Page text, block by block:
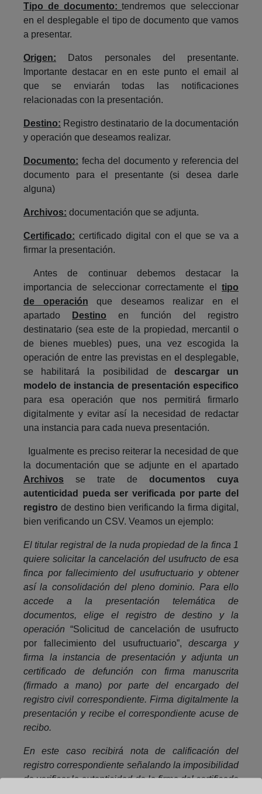
Tipo de documento:tendremos que seleccionar
en el desplegable el tipo de documento que vamos
a presentar.
Origen: Datos personales del presentante.
Importante destacar en en este punto el email al
que se enviarán todas las notificaciones
relacionadas con la presentación.
Destino: Registro destinatario de la documentación
y operación que deseamos realizar.
Documento: fecha del documento y referencia del
documento para el presentante (si desea darle
alguna)
Archivos: documentación que se adjunta.
Certificado: certificado digital con el que se va a
firmar la presentación.
Antes de continuar debemos destacar la
importancia de seleccionar correctamente el tipo
de operación que deseamos realizar en el
apartado
Destino en función del registro
destinatario (sea este de la propiedad, mercantil o
de bienes muebles) pues, una vez escogida la
operación de entre las previstas en el desplegable,
se habilitará la posibilidad de descargar un
modelo de instancia de presentación especifico
para esa operación que nos permitirá firmarlo
digitalmente y evitar así la necesidad de redactar
una instancia para cada nueva presentación.
Igualmente es preciso reiterar la necesidad de que
la documentación que se adjunte en el apartado
Archivos se trate de documentos cuya
autenticidad pueda ser verificada por parte del
registro de destino bien verificando la firma digital,
bien verificando un CSV. Veamos un ejemplo:
El titular registral de la nuda propiedad de la finca 1
quiere solicitar la cancelación del usufructo de esa
finca por fallecimiento del usufructuario y obtener
así la consolidación del pleno dominio. Para ello
accede a la presentación telemática de
documentos, elige el registro de destino y la
operación “Solicitud de cancelación de usufructo
por fallecimiento del usufructuario”,descarga y
firma la instancia de presentación y adjunta un
certificado de defunción con firma manuscrita
(firmado a mano) por parte del encargado del
registro civil correspondiente. Firma digitalmente la
presentación y recibe el correspondiente acuse de
recibo.
En este caso recibirá nota de calificación del
registro correspondiente señalando la imposibilidad
de verificar la autenticidad de la firma del certificado